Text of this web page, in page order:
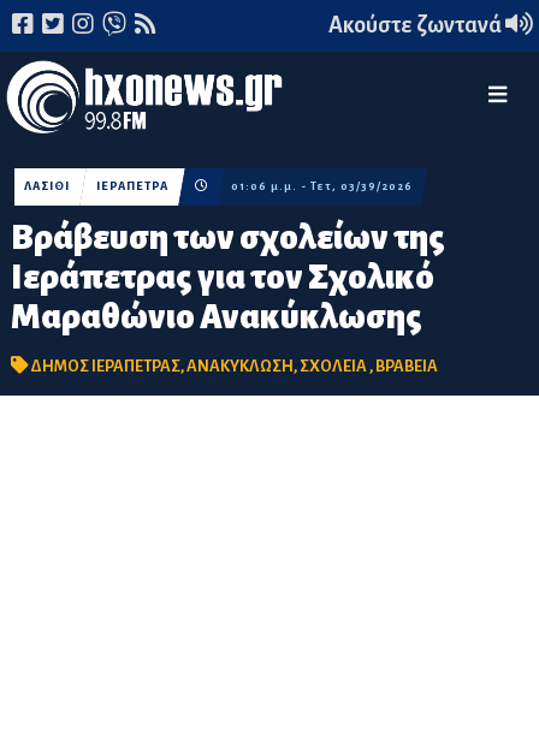
Ακούστε ζωντανά
Βράβευση των σχολείων της
Ιεράπετρας για τον Σχολικό
Μαραθώνιο Ανακύκλωσης
ΛΑΣΙΘΙ ΙΕΡΑΠΕΤΡΑ 01:06 μ.μ. - Τετ, 03/39/2026
ΔΗΜΟΣ ΙΕΡΑΠΕΤΡΑΣ,ΑΝΑΚΥΚΛΩΣΗ, ΣΧΟΛΕΙΑ , ΒΡΑΒΕΙΑ